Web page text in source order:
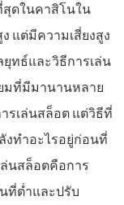
ดในคาสิโนใน
แต่มีความเสี่ยงสูง
ทธ์และวิธีการเล่น
มที่มีมานานหลาย
รเล่นสล็อต แต่วิธีที่
ทำอะไรอยู่ก่อนที่
ล่นสล็อตคือการ
ที่ต่ำและปรับ